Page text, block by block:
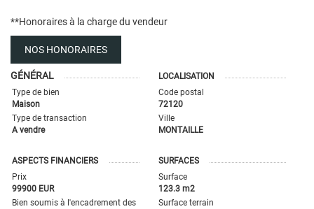
**Honoraires à la charge du vendeur
NOS HONORAIRES
GÉNÉRAL
Type de bien
Maison
Type de transaction
A vendre
LOCALISATION
Code postal
72120
Ville
MONTAILLE
ASPECTS FINANCIERS
Prix
99900 EUR
Bien soumis à l'encadrement des
SURFACES
Surface
123.3 m2
Surface terrain